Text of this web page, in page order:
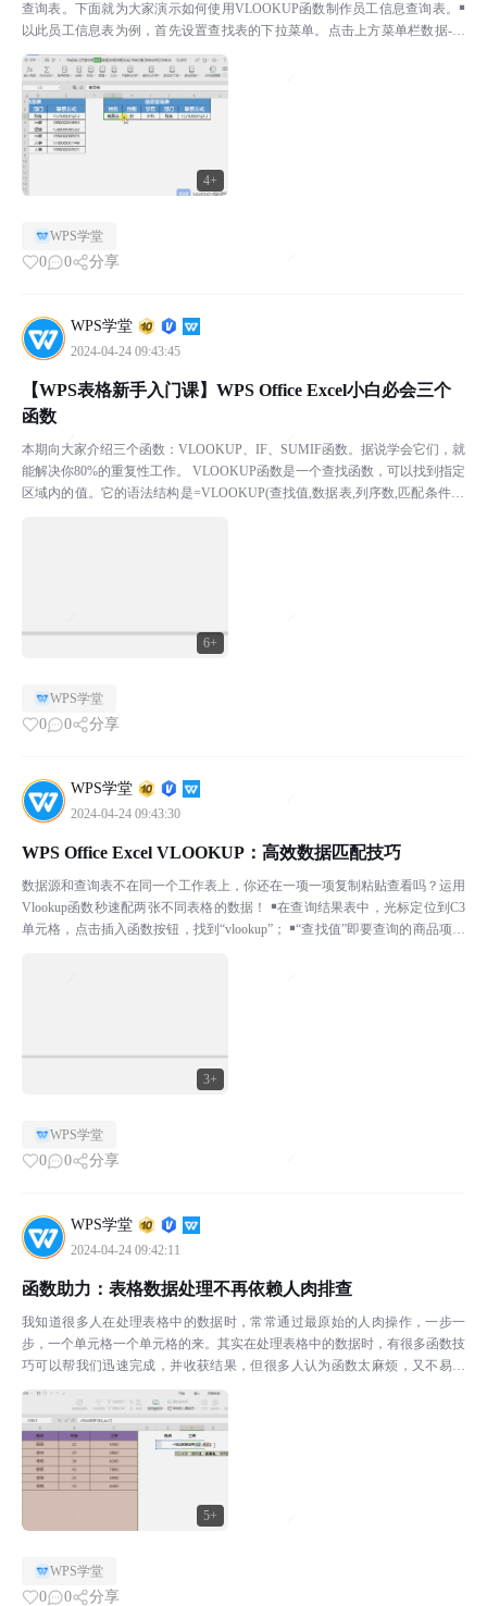
4+
查询表。下面就为大家演示如何使用VLOOKUP函数制作员工信息查询表。￭
以此员工信息表为例，首先设置查找表的下拉菜单。点击上方菜单栏数据-有
效性，在弹出的对话框中选择有效性条件为“序列...
WPS学堂
0 0 分享
WPS学堂
2024-04-24 09:43:45
6+
【WPS表格新手入门课】WPS Office Excel小白必会三个
函数
本期向大家介绍三个函数：VLOOKUP、IF、SUMIF函数。据说学会它们，就
能解决你80%的重复性工作。 VLOOKUP函数是一个查找函数，可以找到指定
区域内的值。它的语法结构是=VLOOKUP(查找值,数据表,列序数,匹配条件) ￭
WPS学堂
0 0 分享
WPS学堂
2024-04-24 09:43:30
3+
WPS Office Excel VLOOKUP：高效数据匹配技巧
数据源和查询表不在同一个工作表上，你还在一项一项复制粘贴查看吗？运用
Vlookup函数秒速配两张不同表格的数据！ ￭在查询结果表中，光标定位到C3
单元格，点击插入函数按钮，找到“vlookup”； ￭“查找值”即要查询的商品项，
WPS学堂
0 0 分享
WPS学堂
2024-04-24 09:42:11
5+
函数助力：表格数据处理不再依赖人肉排查
我知道很多人在处理表格中的数据时，常常通过最原始的人肉操作，一步一
步，一个单元格一个单元格的来。其实在处理表格中的数据时，有很多函数技
巧可以帮我们迅速完成，并收获结果，但很多人认为函数太麻烦，又不易学
习，因此一直敬而远之。今天，我们先来学习三个基础的表格函...
WPS学堂
0 0 分享